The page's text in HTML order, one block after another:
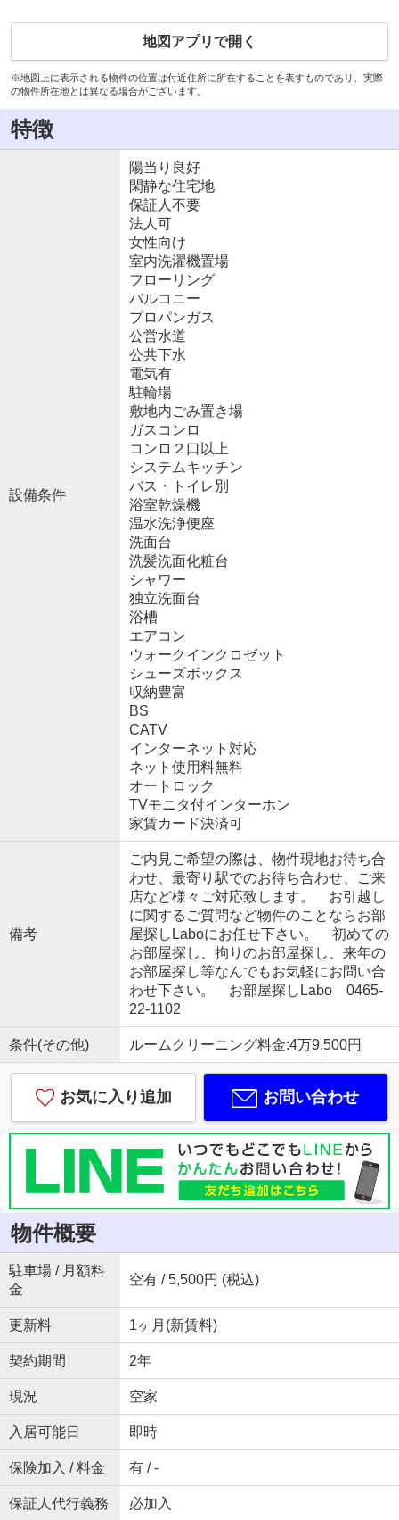
地図アプリで開く
※地図上に表示される物件の位置は付近住所に所在することを表すものであり、実際
の物件所在地とは異なる場合がございます。
特徴
設備条件
陽当り良好
閑静な住宅地
保証人不要
法人可
女性向け
室内洗濯機置場
フローリング
バルコニー
プロパンガス
公営水道
公共下水
電気有
駐輪場
敷地内ごみ置き場
ガスコンロ
コンロ２口以上
システムキッチン
バス・トイレ別
浴室乾燥機
温水洗浄便座
洗面台
洗髪洗面化粧台
シャワー
独立洗面台
浴槽
エアコン
ウォークインクロゼット
シューズボックス
収納豊富
BS
CATV
インターネット対応
ネット使用料無料
オートロック
TVモニタ付インターホン
家賃カード決済可
備考
ご内見ご希望の際は、物件現地お待ち合
わせ、最寄り駅でのお待ち合わせ、ご来
店など様々ご対応致します。 お引越し
に関するご質問など物件のことならお部
屋探しLaboにお任せ下さい。 初めての
お部屋探し、拘りのお部屋探し、来年の
お部屋探し等なんでもお気軽にお問い合
わせ下さい。 お部屋探しLabo 0465-
22-1102
条件(その他) ルームクリーニング料金:4万9,500円
お気に入り追加 お問い合わせ
物件概要
駐車場 / 月額料
金
空有 / 5,500円 (税込)
更新料 1ヶ月(新賃料)
契約期間 2年
現況 空家
入居可能日 即時
保険加入 / 料金 有 / -
保証人代行義務 必加入